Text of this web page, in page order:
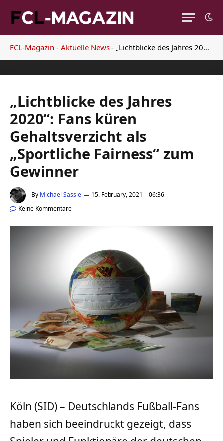
FCL-Magazin - Aktuelle News - „Lichtblicke des Jahres 2020“: Fans küren Gehaltsverzicht als „Sportliche Fairness“ zum Gewinner
„Lichtblicke des Jahres
2020“: Fans küren
Gehaltsverzicht als
„Sportliche Fairness“ zum
Gewinner
By Michael Sassie
15. February, 2021 – 06:36
Keine Kommentare
Köln (SID) – Deutschlands Fußball-Fans
haben sich beeindruckt gezeigt, dass